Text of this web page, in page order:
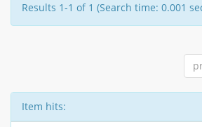
Results 1-1 of 1 (Search time: 0.001
Item hits: